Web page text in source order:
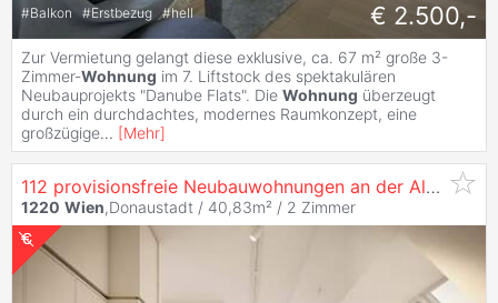
#Balkon #Erstbezug #hell € 2.500,-
Zur Vermietung gelangt diese exklusive, ca. 67 m² große 3-
Zimmer-Wohnung im 7. Liftstock des spektakulären
Neubauprojekts "Danube Flats". Die Wohnung überzeugt
durch ein durchdachtes, modernes Raumkonzept, eine
großzügige... [Mehr]
112 provisionsfreie Neubauwohnungen an der Alten Donau
1220 Wien,Donaustadt / 40,83m² / 2 Zimmer